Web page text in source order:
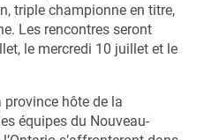
triple championne en titre,
Les rencontres seront
le mercredi 10 juillet et le
province hôte de la
équipes du Nouveau-